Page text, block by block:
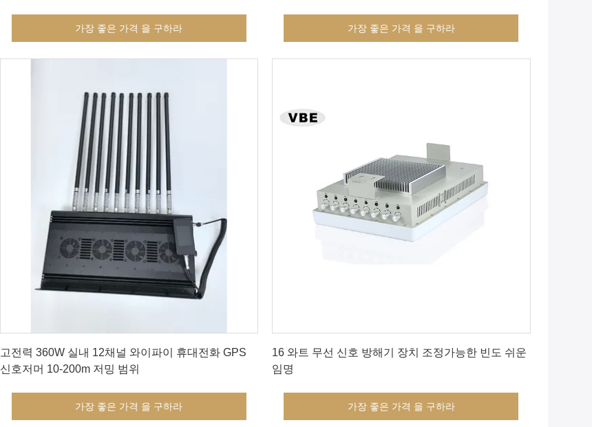
가장 좋은 가격 을 구하라 가장 좋은 가격 을 구하라
고전력 360W 실내 12채널 와이파이 휴대전화 GPS
신호저머 10-200m 저밍 범위
가장 좋은 가격 을 구하라
16 와트 무선 신호 방해기 장치 조정가능한 빈도 쉬운
임명
가장 좋은 가격 을 구하라